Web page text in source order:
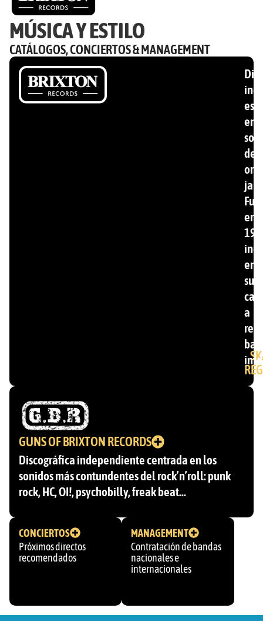
MÚSICA Y ESTILO
CATÁLOGOS, CONCIERTOS & MANAGEMENT
en
de
en
su
a
GUNS OF BRIXTON RECORDS
Discográfica independiente centrada en los
sonidos más contundentes del rock’n’roll: punk
rock, HC, OI!, psychobilly, freak beat…
CONCIERTOS
Próximos directos
recomendados
MANAGEMENT
Contratación de bandas
nacionales e
internacionales